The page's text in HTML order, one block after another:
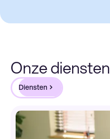
Onze diensten
Diensten